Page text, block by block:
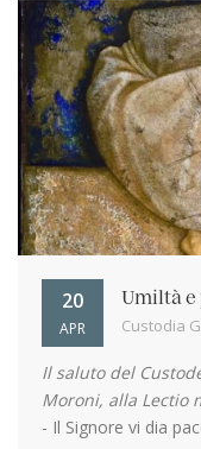
20
APR
Umiltà e
Custodia
Il saluto del
Moroni, alla Lectio
- Il Signore vi dia